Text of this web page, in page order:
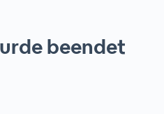
beendet